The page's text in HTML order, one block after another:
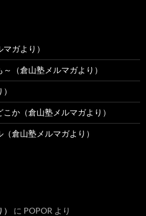
ガより）
（倉山塾メルマガより）
か（倉山塾メルマガより）
倉山塾メルマガより）
に POPOR より